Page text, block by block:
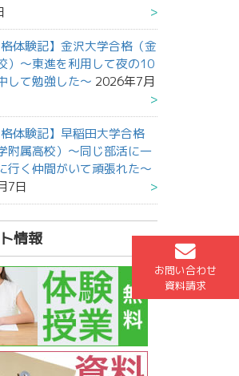
お問い合わせ
資料請求
格体験記】金沢大学合格（金
）～東進を利用して夜の10
して勉強した～ 2026年7月
格体験記】早稲田大学合格
附属高校）～同じ部活に一
行く仲間がいて頑張れた～
7日
情報